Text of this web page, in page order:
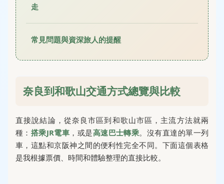
走
常見問題與資深旅人的提醒
奈良到和歌山交通方式總覽與比較
直接說結論，從奈良市區到和歌山市區，主流方法就兩
種： 搭乘JR電車 ，或是高速巴士轉乘。沒有直達的單一列
車，這點和京阪神之間的便利性完全不同。下面這個表格
是我根據票價、時間和體驗整理的直接比較。